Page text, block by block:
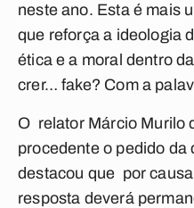
neste ano. Esta é mais
que reforça a ideologia
ética e a moral dentro
crer… fake? Com a
O relator Márcio Murilo
procedente o pedido da
destacou que por
resposta deverá